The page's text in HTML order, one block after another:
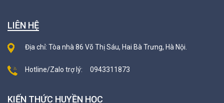
LIÊN HỆ
Địa chỉ: Tòa nhà 86 Võ Thị Sáu, Hai Bà Trưng, Hà Nội.
Hotline/Zalo trợ lý: 0943311873
KIẾN THỨC HUYỀN HỌC